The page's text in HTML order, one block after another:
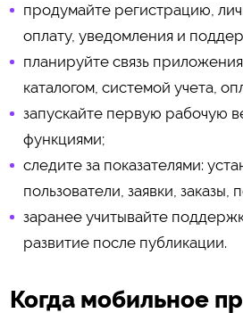
продумайте регистрацию,
оплату, уведомления и
планируйте связь
каталогом, системой учета,
запускайте первую рабочую
функциями;
следите за показателями:
пользователи, заявки,
заранее учитывайте
развитие после публикации.
Когда мобильное